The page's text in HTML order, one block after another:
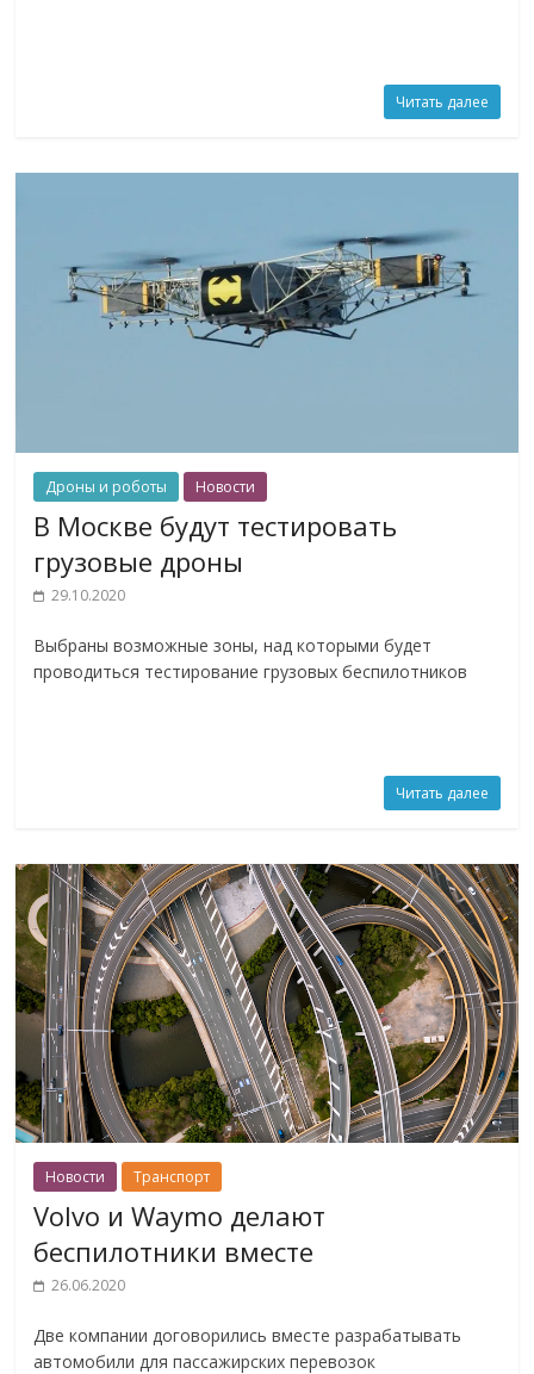
Читать далее
Дроны и роботы Новости
В Москве будут тестировать
грузовые дроны
29.10.2020
Выбраны возможные зоны, над которыми будет
проводиться тестирование грузовых беспилотников
Читать далее
Новости Транспорт
Volvo и Waymo делают
беспилотники вместе
26.06.2020
Две компании договорились вместе разрабатывать
автомобили для пассажирских перевозок